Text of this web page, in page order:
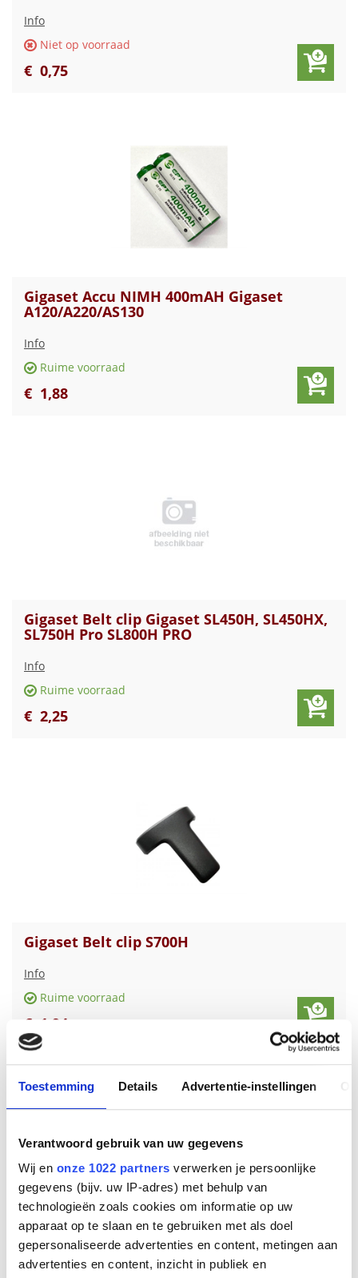
Toestemming Details Advertentie-instellingen
Verantwoord gebruik van uw gegevens
Wij en onze 1022 partners verwerken je persoonlijke
gegevens (bijv. uw IP-adres) met behulp van
technologieën zoals cookies om informatie op uw
apparaat op te slaan en te gebruiken met als doel
gepersonaliseerde advertenties en content, metingen aan
advertenties en content, inzicht in publiek en
Info
Niet op voorraad
€ 0,75
Gigaset Accu NIMH 400mAH Gigaset
A120/A220/AS130
Info
Ruime voorraad
€ 1,88
Gigaset Belt clip Gigaset SL450H, SL450HX,
SL750H Pro SL800H PRO
Info
Ruime voorraad
€ 2,25
Gigaset Belt clip S700H
Info
Ruime voorraad
€ 1 94
Gigaset Belt clip gigaset E630H serie